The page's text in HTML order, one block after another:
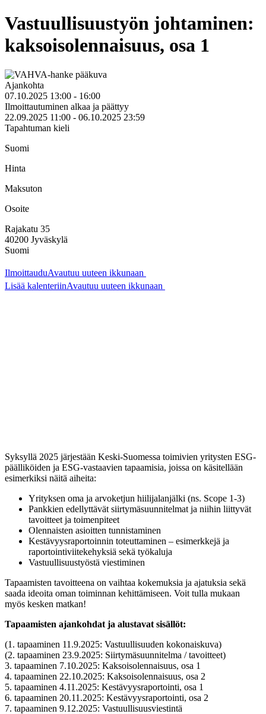
Vastuullisuustyön johtaminen:
kaksoisolennaisuus, osa 1
Ajankohta
07.10.2025 13:00 - 16:00
Ilmoittautuminen alkaa ja päättyy
22.09.2025 11:00 - 06.10.2025 23:59
Tapahtuman kieli
Suomi
Hinta
Maksuton
Osoite
Rajakatu 35
40200 Jyväskylä
Suomi
IlmoittauduAvautuu uuteen ikkunaan
Lisää kalenteriinAvautuu uuteen ikkunaan
Syksyllä 2025 järjestään Keski-Suomessa toimivien yritysten ESG-
päälliköiden ja ESG-vastaavien tapaamisia, joissa on käsitellään
esimerkiksi näitä aiheita:
Yrityksen oma ja arvoketjun hiilijalanjälki (ns. Scope 1-3)
Pankkien edellyttävät siirtymäsuunnitelmat ja niihin liittyvät
tavoitteet ja toimenpiteet
Olennaisten asioitten tunnistaminen
Kestävyysraportoinnin toteuttaminen – esimerkkejä ja
raportointiviitekehyksiä sekä työkaluja
Vastuullisuustyöstä viestiminen
Tapaamisten tavoitteena on vaihtaa kokemuksia ja ajatuksia sekä
saada ideoita oman toiminnan kehittämiseen. Voit tulla mukaan
myös kesken matkan!
Tapaamisten ajankohdat ja alustavat sisällöt:
(1. tapaaminen 11.9.2025: Vastuullisuuden kokonaiskuva)
(2. tapaaminen 23.9.2025: Siirtymäsuunnitelma / tavoitteet)
3. tapaaminen 7.10.2025: Kaksoisolennaisuus, osa 1
4. tapaaminen 22.10.2025: Kaksoisolennaisuus, osa 2
5. tapaaminen 4.11.2025: Kestävyysraportointi, osa 1
6. tapaaminen 20.11.2025: Kestävyysraportointi, osa 2
7. tapaaminen 9.12.2025: Vastuullisuusviestintä